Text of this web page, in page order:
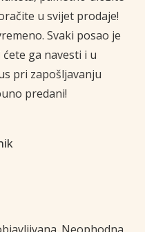
u svijet prodaje!
Svaki posao je
ga navesti i u
pri zapošljavanju
predani!